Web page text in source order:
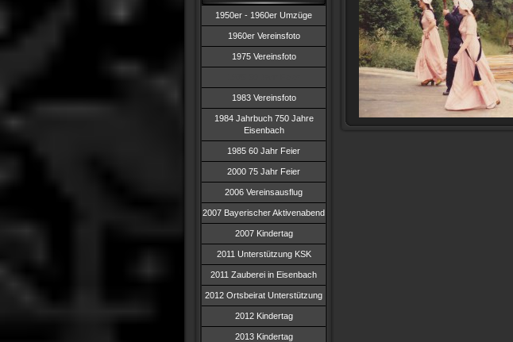
1950er - 1960er Umzüge
1960er Vereinsfoto
1975 Vereinsfoto
1983 Vereinsfoto
1984 Jahrbuch 750 Jahre
Eisenbach
1985 60 Jahr Feier
2000 75 Jahr Feier
2006 Vereinsausflug
2007 Bayerischer Aktivenabend
2007 Kindertag
2011 Unterstützung KSK
2011 Zauberei in Eisenbach
2012 Ortsbeirat Unterstützung
2012 Kindertag
2013 Kindertag